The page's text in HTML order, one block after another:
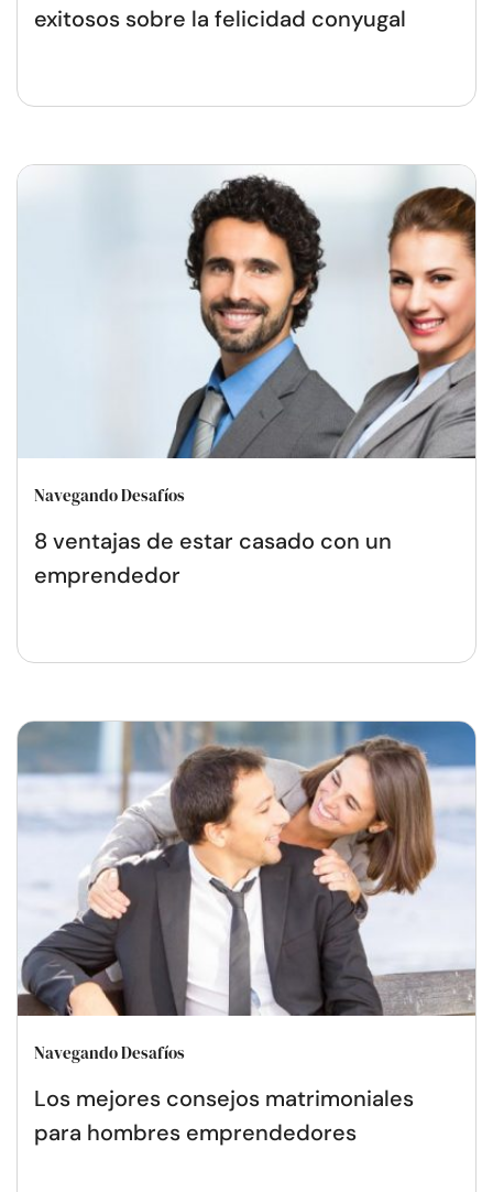
exitosos sobre la felicidad conyugal
Navegando Desafíos
8 ventajas de estar casado con un
emprendedor
Navegando Desafíos
Los mejores consejos matrimoniales
para hombres emprendedores